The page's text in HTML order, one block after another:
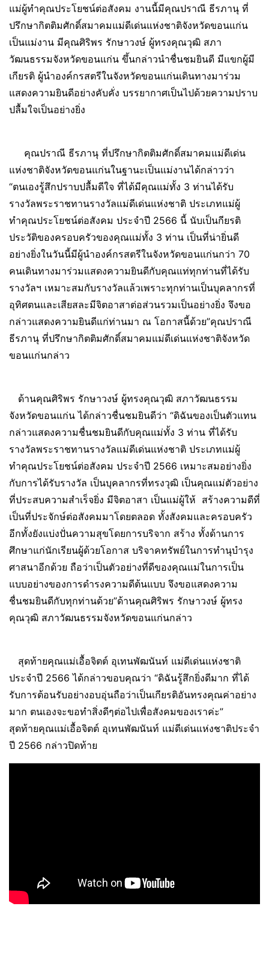
แม่ผู้ทำคุณประโยชน์ต่อสังคม งานนี้มีคุณปราณี ธีรภานุ ที่
ปรึกษากิตติมศักดิ์สมาคมแม่ดีเด่นแห่งชาติจังหวัดขอนแก่น
เป็นแม่งาน มีคุณ​ศิริพร​ รักษา​วงษ์ ผู้ทรงคุณวุฒิ สภา
วัฒนธรรมจังหวัดขอนแก่น ขึ้นกล่าวนำชื่นชมยินดี มีแขกผู้มี
เกียรติ ผู้นำองค์กรสตรีในจังหวัดขอนแก่นเดินทางมาร่วม
แสดงความยินดีอย่างคับคั่ง บรรยากาศเป็นไปด้วยความปราบ
ปลื้มใจเป็นอย่างยิ่ง
คุณปราณี ธีรภานุ ที่ปรึกษากิตติมศักดิ์สมาคมแม่ดีเด่น
แห่งชาติจังหวัดขอนแก่นในฐานะเป็นแม่งานได้กล่าวว่า
“ตนเองรู้สึกปราบปลื้มดีใจ ที่ได้มีคุณแม่ทั้ง 3 ท่านได้รับ
รางวัลพระราชทานรางวัลแม่ดีเด่นแห่งชาติ ประเภทแม่ผู้
ทำคุณประโยชน์ต่อสังคม ประจำปี 2566 นี้ นับเป็นกียรติ
ประวัติของครอบครัวของคุณแม่ทั้ง 3 ท่าน เป็นที่น่ายิ่นดี
อย่างยิ่งในวันนี้มีผู้นำองค์กรสตรีในจังหวัดขอนแก่นกว่า 70
คนเดินทางมาร่วมแสดงความยินดีกับคุณแท่ทุกท่านที่ได้รับ
รางวัลฯ เหมาะสมกับรางวัลแล้วเพราะทุกท่านเป็นบุคลากรที่
อุทิศตนและเสียสละมีจิตอาสาต่อส่วนรวมเป็นอย่างยิ่ง จึงขอ
กล่าวแสดงความยินดีแก่ท่านมา ณ โอกาสนี้ด้วย”คุณปราณี
ธีรภานุ ที่ปรึกษากิตติมศักดิ์สมาคมแม่ดีเด่นแห่งชาติจังหวัด
ขอนแก่นกล่าว
ด้านคุณ​ศิริพร​ รักษา​วงษ์ ผู้ทรงคุณวุฒิ สภาวัฒนธรรม
จังหวัดขอนแก่น ได้กล่าวชื่นชมยินดีว่า “ดิฉันของเป็นตัวแทน
กล่าวแสดงความชื่นชมยินดีกับคุณแม่ทั้ง 3 ท่าน ที่ได้รับ
รางวัลพระราชทานรางวัลแม่ดีเด่นแห่งชาติ ประเภทแม่ผู้
ทำคุณประโยชน์ต่อสังคม ประจำปี 2566 เหมาะสมอย่างยิ่ง
กับการได้รับรางวัล เป็นบุคลากรที่ทรงวุฒิ เป็นคุณแม่ตัวอย่าง
ที่ประสบความสำเร็จยิ่ง มีจิตอาสา เป็นแม่ผู้ให้ สร้างความดีที่
เป็นที่ประจักษ์ต่อสังคมมาโดยตลอด ทั้งสังคมและครอบครัว
อีกทั้งยังแบ่งปั่นความสุขโดยการบริจาก สร้าง ทั้งด้านการ
ศึกษาแก่นักเรียนผู้ด้วยโอกาส บริจาคทรัพย์ในการทำนุบำรุง
ศาสนาอีกด้วย ถือว่าเป็นตัวอย่างที่ดีของคุณแม่ในการเป็น
แบบอย่างของการดำรงความดีต้นแบบ จึงขอแสดงความ
ชื่นชมยินดีกับทุกท่านด้วย”ด้านคุณ​ศิริพร​ รักษา​วงษ์ ผู้ทรง
คุณวุฒิ สภาวัฒนธรรมจังหวัดขอนแก่นกล่าว
สุดท้ายคุณแม่​เอื้อจิตต์​ อุเทนพัฒนันท์ แม่ดีเด่นแห่งชาติ
ประจำปี 2566 ได้กล่าวขอบคุณว่า “ดิฉันรู้สึกยิ่งดีมาก ที่ได้
รับการต้อนรับอย่างอบอุ่นถือว่าเป็นเกียรติอันทรงคุณค่าอย่าง
มาก ตนเองจะขอทำสิ่งดีๆต่อไปเพื่อสังคมของเราค่ะ”
สุดท้ายคุณแม่​เอื้อจิตต์​ อุเทนพัฒนันท์ แม่ดีเด่นแห่งชาติประจำ
ปี 2566 กล่าวปิดท้าย